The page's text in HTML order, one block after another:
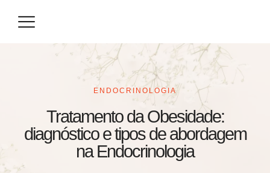
ENDOCRINOLOGIA
Tratamento da Obesidade:
diagnóstico e tipos de abordagem
na Endocrinologia